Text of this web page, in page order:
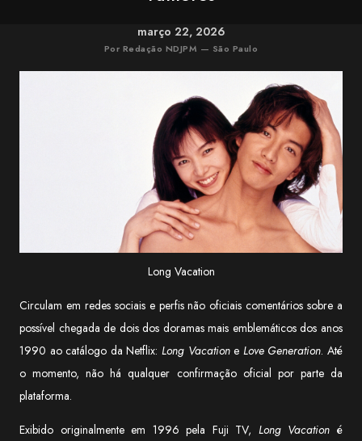
março 22, 2026
Por Redação NDJPM — São Paulo
Long Vacation
Circulam em redes sociais e perfis não oficiais comentários sobre a
possível chegada de dois dos doramas mais emblemáticos dos anos
1990 ao catálogo da Netflix: Long Vacatione Love Generation. Até
o momento, não há qualquer confirmação oficial por parte da
plataforma.
Exibido originalmente em 1996 pela Fuji TV, Long Vacation é